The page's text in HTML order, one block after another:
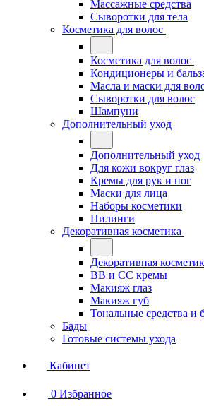
Массажные средства
Сыворотки для тела
Косметика для волос
Косметика для волос
Кондиционеры и
Масла и маски для
Сыворотки для волос
Шампуни
Дополнительный уход
Дополнительный уход
Для кожи вокруг глаз
Кремы для рук и ног
Маски для лица
Наборы косметики
Пилинги
Декоративная косметика
Декоративная
BB и СС кремы
Макияж глаз
Макияж губ
Тональные средства и
Бады
Готовые системы ухода
Кабинет
0 Избранное